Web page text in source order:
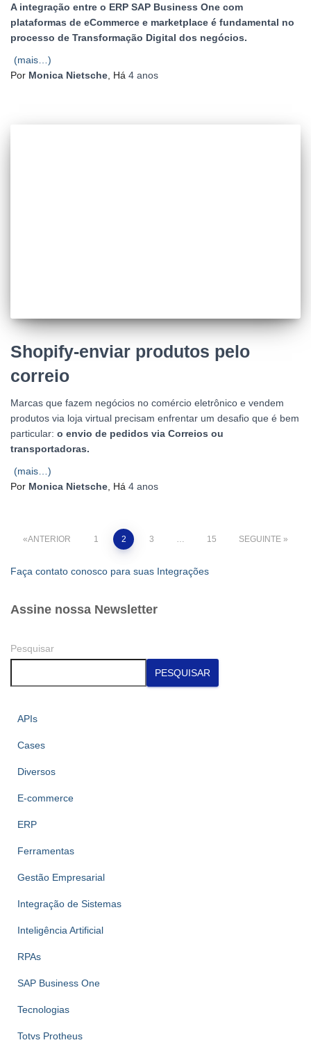
A integração entre o ERP SAP Business One com
plataformas de eCommerce e marketplace é fundamental no
processo de Transformação Digital dos negócios.
(mais…)
Por Monica Nietsche , Há 4 anos
Shopify-enviar produtos pelo
correio
Marcas que fazem negócios no comércio eletrônico e vendem
produtos via loja virtual precisam enfrentar um desafio que é bem
particular: o envio de pedidos via Correios ou
transportadoras.
(mais…)
Por Monica Nietsche , Há 4 anos
Paginação
dos
conteúdos
ANTERIOR 1 2 3 15 SEGUINTE
Faça contato conosco para suas Integrações
Assine nossa Newsletter
Pesquisar
PESQUISAR
APIs
Cases
Diversos
E-commerce
ERP
Ferramentas
Gestão Empresarial
Integração de Sistemas
Inteligência Artificial
RPAs
SAP Business One
Tecnologias
Totvs Protheus